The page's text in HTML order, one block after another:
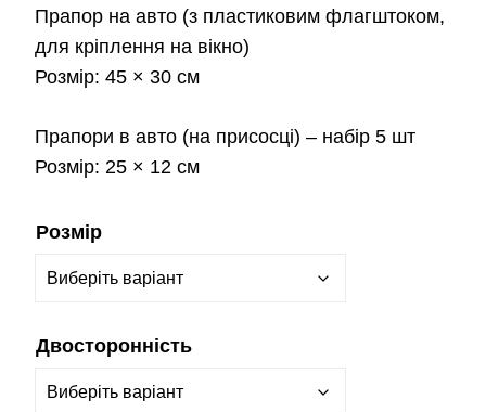
Прапор на авто (з пластиковим флагштоком,
для кріплення на вікно)
Розмір: 45 × 30 см
Прапори в авто (на присосці) – набір 5 шт
Розмір: 25 × 12 см
Розмір
Двосторонність